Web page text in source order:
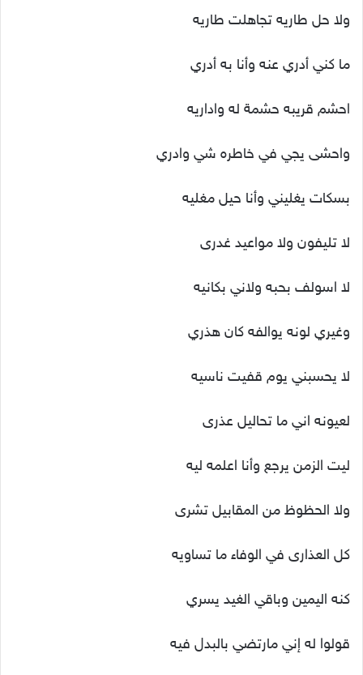
ولا حل طاريه تجاهلت طاريه
ما كني أدري عنه وأنا به أدري
احشم قريبه حشمة له واداريه
واحشى يجي في خاطره شي وادري
بسكات يغليني وأنا حيل مغليه
لا تليفون ولا مواعيد غدرى
لا اسولف بحبه ولاني بكانيه
وغيري لونه يوالفه كان هذري
لا يحسبني يوم قفيت ناسيه
لعيونه اني ما تحاليل عذرى
ليت الزمن يرجع وأنا اعلمه ليه
ولا الحظوظ من المقابيل تشرى
كل العذارى في الوفاء ما تساويه
كنه اليمين وباقي الغيد يسري
قولوا له إني مارتضي بالبدل فيه